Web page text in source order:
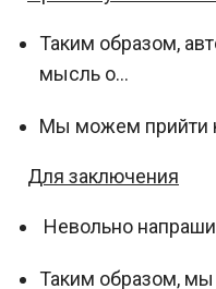
Таким образом,
мысль о…
Мы можем прийти
Для заключения
Невольно
Таким образом,